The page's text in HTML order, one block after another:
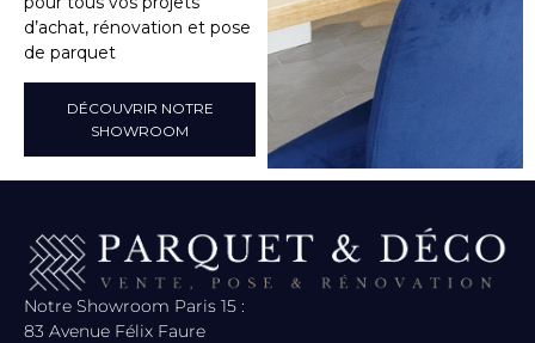
d’achat, rénovation et pose
de parquet
DÉCOUVRIR NOTRE
SHOWROOM
Notre Showroom Paris 15 :
83 Avenue Félix Faure